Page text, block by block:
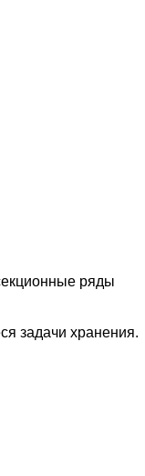
ряды
задачи хранения.